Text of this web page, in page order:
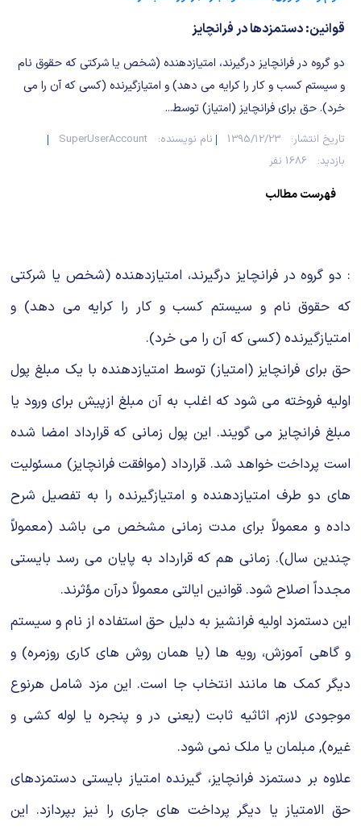
قوانین: دستمزدها در فرانچایز
دو گروه در فرانچایز درگیرند، امتیازدهنده (شخص یا شرکتی که حقوق نام
و سیستم کسب و کار را کرایه می دهد) و امتیازگیرنده (کسی که آن را می
خرد). حق برای فرانچایز (امتیاز) توسط...
تاریخ انتشار: 1395/12/23 نام نویسنده:
SuperUserAccount
بازدید:
1686 نفر
فهرست مطالب
: دو گروه در فرانچایز درگیرند، امتیازدهنده (شخص یا شرکتی
که حقوق نام و سیستم کسب و کار را کرایه می دهد) و
امتیازگیرنده (کسی که آن را می خرد).
حق برای فرانچایز (امتیاز) توسط امتیازدهنده با یک مبلغ پول
اولیه فروخته می شود که اغلب به آن مبلغ ازپیش برای ورود یا
مبلغ فرانچایز می گویند. این پول زمانی که قرارداد امضا شده
است پرداخت خواهد شد. قرارداد (موافقت فرانچایز) مسئولیت
های دو طرف امتیازدهنده و امتیازگیرنده را به تفصیل شرح
داده و معمولاً برای مدت زمانی مشخص می باشد (معمولاً
چندین سال). زمانی هم که قرارداد به پایان می رسد بایستی
مجدداً اصلاح شود. قوانین ایالتی معمولاً درآن مؤثرند.
این دستمزد اولیه فرانشیز به دلیل حق استفاده از نام و سیستم
و گاهی آموزش، رویه ها (یا همان روش های کاری روزمره) و
دیگر کمک ها مانند انتخاب جا است. این مزد شامل هرنوع
موجودی لازم, اثاثیه ثابت (یعنی در و پنجره یا لوله کشی و
غیره), مبلمان یا ملک نمی شود.
علاوه بر دستمزد فرانچایز، گیرنده امتیاز بایستی دستمزدهای
حق الامتیاز یا دیگر پرداخت های جاری را نیز بپردازد. این
مطالب جالب شیمی
شیمی عمومی
طب سنتی